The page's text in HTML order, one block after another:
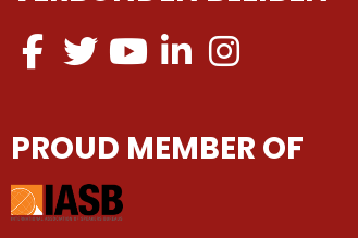
PROUD MEMBER OF